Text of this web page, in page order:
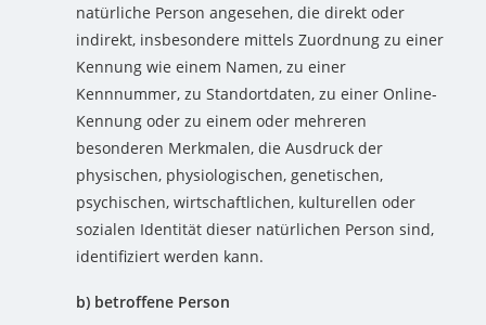
natürliche Person angesehen, die direkt oder
indirekt, insbesondere mittels Zuordnung zu einer
Kennung wie einem Namen, zu einer
Kennnummer, zu Standortdaten, zu einer Online-
Kennung oder zu einem oder mehreren
besonderen Merkmalen, die Ausdruck der
physischen, physiologischen, genetischen,
psychischen, wirtschaftlichen, kulturellen oder
sozialen Identität dieser natürlichen Person sind,
identifiziert werden kann.
b) betroffene Person